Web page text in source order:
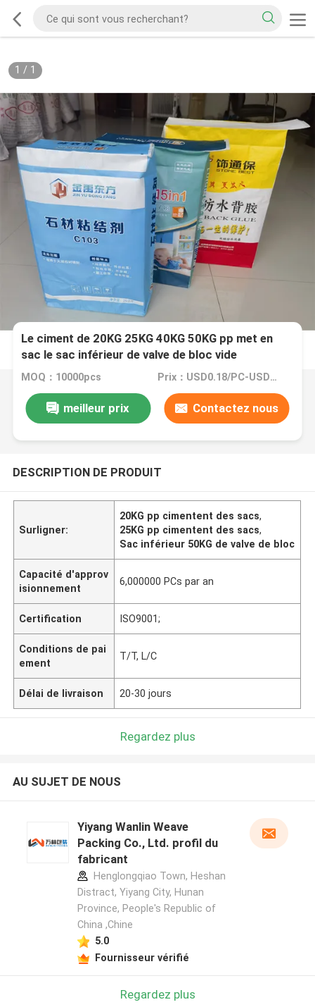
1 / 1
Le ciment de 20KG 25KG 40KG 50KG pp met en
sac le sac inférieur de valve de bloc vide
MOQ：10000pcs Prix：USD0.18/PC-USD0.20/PC
meilleur prix Contactez nous
DESCRIPTION DE PRODUIT
Surligner:
20KG pp cimentent des sacs,
25KG pp cimentent des sacs,
Sac inférieur 50KG de valve de bloc
Capacité d'approv
isionnement
6,000000 PCs par an
Certification ISO9001;
Conditions de pai
ement
T/T, L/C
Délai de livraison 20-30 jours
Regardez plus
AU SUJET DE NOUS
Yiyang Wanlin Weave
Packing Co., Ltd. profil du
fabricant
Henglongqiao Town, Heshan
Distract, Yiyang City, Hunan
Province, People's Republic of
China ,Chine
5.0
Fournisseur vérifié
Regardez plus